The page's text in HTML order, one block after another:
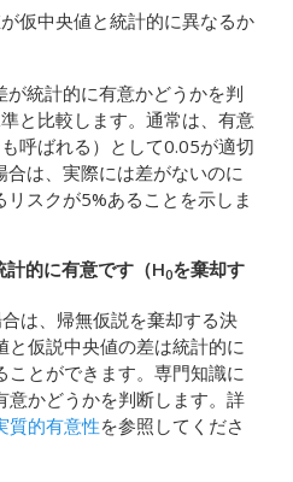
仮中央値と統計的に異なるか
統計的に有意かどうかを判
と比較します。 通常は、有意
呼ばれる）として0.05が適切
は、実際には差がないのに
スクが5%あることを示しま
的に有意です（H0を棄却す
は、帰無仮説を棄却する決
と仮説中央値の差は統計的に
とができます。 専門知識に
意かどうかを判断します。詳
質的有意性を参照してくださ